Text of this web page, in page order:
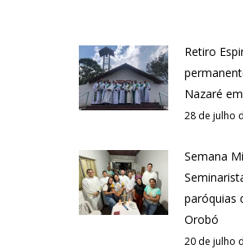
Retiro
Nazaré
28 de julho
Semana
paróquias
Orobó
20 de julho